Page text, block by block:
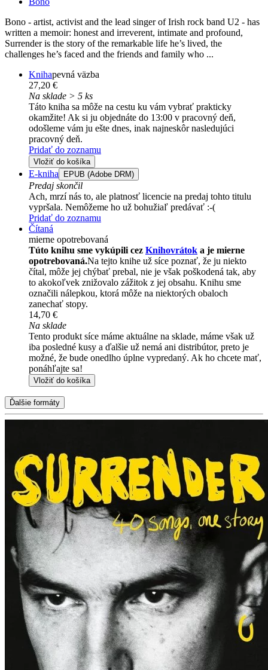
Bono - artist, activist and the lead singer of Irish rock band U2 - has
written a memoir: honest and irreverent, intimate and profound,
Surrender is the story of the remarkable life he’s lived, the
challenges he’s faced and the friends and family who ...
Knihapevná väzba
27,20 €
Na sklade > 5 ks
Táto kniha sa môže na cestu ku vám vybrať prakticky
okamžite! Ak si ju objednáte do 13:00 v pracovný deň,
odošleme vám ju ešte dnes, inak najneskôr nasledujúci
pracovný deň.
Pridať do zoznamu
Vložiť do košíka
E-kniha EPUB (Adobe DRM)
Predaj skončil
Ach, mrzí nás to, ale platnosť licencie na predaj tohto titulu
vypršala. Nemôžeme ho už bohužiaľ predávať :-(
Pridať do zoznamu
Čítaná
mierne opotrebovaná
Túto knihu sme vykúpili cez Knihovrátok a je mierne
opotrebovaná.Na tejto knihe už síce poznať, že ju niekto
čítal, môže jej chýbať prebal, nie je však poškodená tak, aby
to akokoľvek znižovalo zážitok z jej obsahu. Knihu sme
označili nálepkou, ktorá môže na niektorých obaloch
zanechať stopy.
14,70 €
Na sklade
Tento produkt síce máme aktuálne na sklade, máme však už
iba posledné kusy a ďalšie už nemá ani distribútor, preto je
možné, že bude onedlho úplne vypredaný. Ak ho chcete mať,
ponáhľajte sa!
Vložiť do košíka
Ďalšie formáty